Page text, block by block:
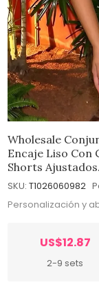
Wholesale
Encaje Liso Con
Shorts Ajustados.
SKU: T1026060982
Personalización y
US$12.87
2-9 sets